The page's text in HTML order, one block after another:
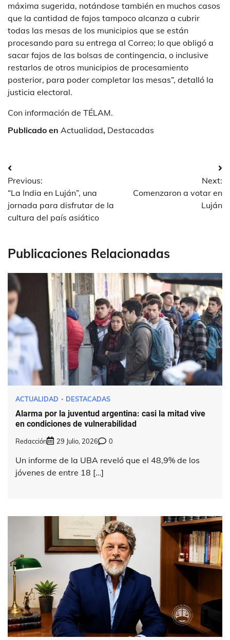
máxima sugerida, notándose también en muchos casos
que la cantidad de fajos tampoco alcanza a cubrir
todas las mesas de los municipios que se están
procesando para su entrega al Correo; lo que obligó a
sacar fajos de las bolsas de contingencia, o inclusive
restarlos de otros municipios de procesamiento
posterior, para poder completar las mesas”, detalló la
justicia electoral.
Con información de TÉLAM.
Publicado en Actualidad, Destacadas
Navegación
de
entradas
Previous:
“La India en Luján”, una
jornada para disfrutar de la
cultura del país asiático
Next:
Comenzaron a votar en
Luján
Publicaciones Relacionadas
ACTUALIDAD DESTACADAS
Alarma por la juventud argentina: casi la mitad vive
en condiciones de vulnerabilidad
Redacción 29 Julio, 2026 0
Un informe de la UBA reveló que el 48,9% de los
jóvenes de entre 18 […]